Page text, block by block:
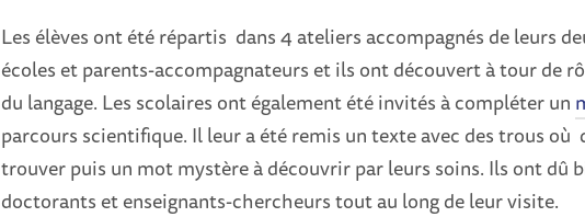
Les élèves ont été répartis dans 4 ateliers accompagnés de leurs
écoles et parents-accompagnateurs et ils ont découvert à tour de
du langage. Les scolaires ont également été invités à compléter un
parcours scientifique. Il leur a été remis un texte avec des trous où
trouver puis un mot mystère à découvrir par leurs soins. Ils ont dû
doctorants et enseignants-chercheurs tout au long de leur visite.